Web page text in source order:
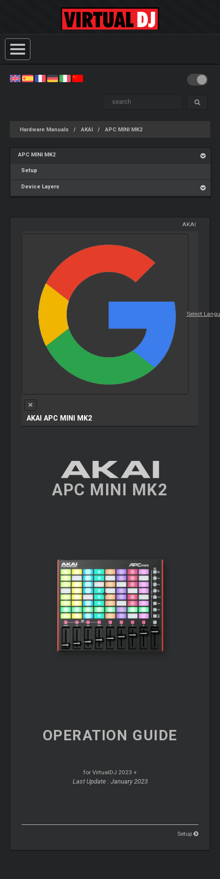
Hardware Manuals AKAI APC MINI MK2
APC MINI MK2
Setup
Device Layers
AKAI
Select
AKAI APC MINI MK2
APC MINI MK2
OPERATION GUIDE
for VirtualDJ 2023 +
Last Update : January 2023
Setup